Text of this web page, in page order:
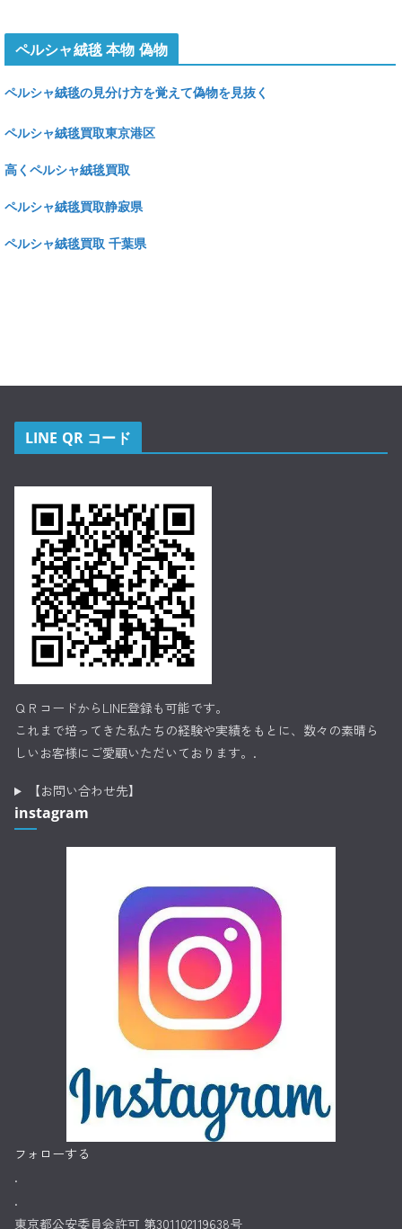
ペルシャ絨毯 本物 偽物
ペルシャ絨毯の見分け方を覚えて偽物を見抜く
ペルシャ絨毯買取東京港区
高くペルシャ絨毯買取
ペルシャ絨毯買取静寂県
ペルシャ絨毯買取 千葉県
LINE QR コード
ＱＲコードからLINE登録も可能です。
これまで培ってきた私たちの経験や実績をもとに、数々の素晴ら
しいお客様にご愛顧いただいております。.
【お問い合わせ先】
instagram
フォローする
.
.
東京都公安委員会許可 第301102119638号